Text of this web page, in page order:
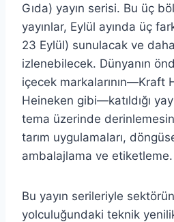
Gıda) yayın serisi. Bu üç
yayınlar, Eylül ayında üç
23 Eylül) sunulacak ve
izlenebilecek. Dünyanın
içecek markalarının—Kraft
Heineken gibi—katıldığı
tema üzerinde
tarım uygulamaları,
ambalajlama ve etiketleme.
Bu yayın serileriyle
yolculuğundaki teknik